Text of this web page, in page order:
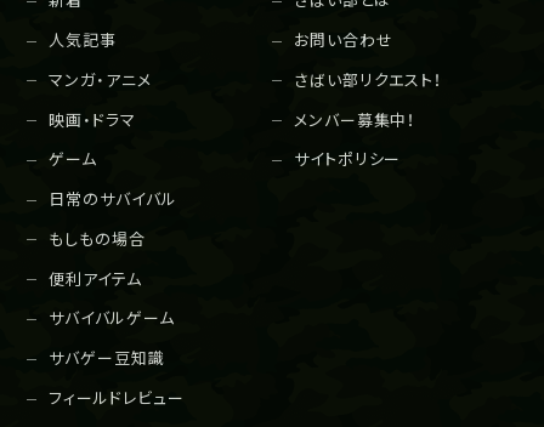
人気記事
マンガ・アニメ
映画・ドラマ
ゲーム
日常のサバイバル
もしもの場合
便利アイテム
サバイバルゲーム
サバゲー豆知識
フィールドレビュー
お問い合わせ
さばい部リクエスト！
メンバー募集中！
サイトポリシー